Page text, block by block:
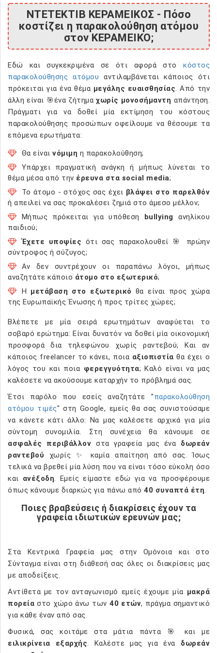
ΝΤΕΤΕΚΤΙΒ ΚΕΡΑΜΕΙΚΟΣ - Πόσο
κοστίζει η παρακολούθηση ατόμου
στον ΚΕΡΑΜΕΙΚΟ;
Εδώ και συγκεκριμένα σε ότι αφορά στο κόστος
παρακολούθησης ατόμου αντιλαμβάνεται κάποιος ότι
πρόκειται για ένα θέμα μεγάλης ευαισθησίας. Από την
άλλη είναι 🎯ένα ζήτημαχωρίς μονοσήμαντη απάντηση.
Πράγματι για να δοθεί μία εκτίμηση του κόστους
παρακολούθησης προσώπων οφείλουμε να θέσουμε τα
επόμενα ερωτήματα:
Θα είναι νόμιμη η παρακολούθηση;
Υπάρχει πραγματική ανάγκη ή μήπως λύνεται το
θέμα μέσα από την έρευνα στα social media;
Το άτομο - στόχος σας έχει βλάψει στο παρελθόν
ή απειλεί να σας προκαλέσει ζημιά στο άμεσο μέλλον;
Μήπως πρόκειται για υπόθεση bullying
ανηλίκου
παιδιού;
Έχετε υποψίες ότι σας παρακολουθεί 🎯 πρώην
σύντροφος ή σύζυγος;
Αν δεν συντρέχουν οι παραπάνω λόγοι, μήπως
αναζητάτε κάποιο άτομο στο εξωτερικό;
Η μετάβαση στο εξωτερικό θα είναι προς χώρα
της Ευρωπαϊκής Ένωσης ή προς τρίτες χώρες;
Βλέπετε με μία σειρά ερωτημάτων αναφύεται το
σοβαρό ερώτημα: Είναι δυνατόν να δοθεί μία οικονομική
προσφορά δια τηλεφώνου χωρίς ραντεβού; Και αν
κάποιος freelancer το κάνει, ποια αξιοπιστία θα έχει ο
λόγος του και ποια φερεγγυότητα; Καλό είναι να μας
καλέσετε να ακούσουμε καταρχήν το πρόβλημά σας.
Έτσι παρόλο που εσείς αναζητάτε "παρακολούθηση
ατόμου τιμές" στη Google, εμείς θα σας συνιστούσαμε
να κάνετε κάτι άλλο: Να μας καλέσετε αρχικά για μία
σύντομη συνομιλία. Στη συνέχεια θα κάνουμε σε
ασφαλές περιβάλλον στα γραφεία μας ένα δωρεάν
ραντεβού χωρίς ✨ καμία απαίτηση από σας. Ίσως
τελικά να βρεθεί μία λύση που να είναι τόσο εύκολη όσο
και ανέξοδη. Εμείς είμαστε εδώ για να προσφέρουμε
όπως κάνουμε διαρκώς για πάνω από 40 συναπτά έτη.
Ποιες βραβεύσεις ή διακρίσεις έχουν τα
γραφεία ιδιωτικών ερευνών μας;
Στα Κεντρικά Γραφεία μας στην Ομόνοια και στο
Σύνταγμα είναι στη διάθεσή σας όλες οι διακρίσεις μας
με αποδείξεις.
Αντίθετα με τον ανταγωνισμό εμείς έχουμε μία μακρά
πορεία στο χώρο άνω των40 ετών, πράγμα σημαντικό
για κάθε έναν από σας.
Φυσικά, σας κοιτάμε στα μάτια πάντα 🎯 και με
ειλικρίνεια εξαρχής. Καλέστε μας για ένα δωρεάν